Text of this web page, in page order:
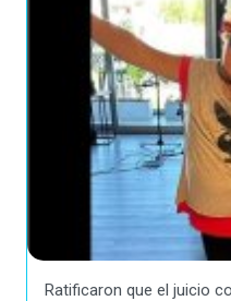
Ratificaron que el juicio